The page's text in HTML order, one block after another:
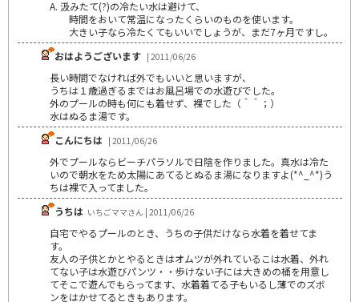
A. 汲みたて(?)の冷たい水は避けて、
時間をおいて常温になったくらいのものを使います。
大きい子なら冷たくてもいいでしょうが、まだ7ヶ月ですし。
おはようございます | 2011/06/26
長い時間でなければ外でもいいと思いますが、
うちは１歳過ぎるまではお風呂場での水遊びでした。
外のプールの時も何にも着せず、裸でした（＾＾；）
水はぬるま湯です。
こんにちは | 2011/06/26
外でプールならビーチパラソルで日陰を作りました。真水は冷た
いので朝水をため太陽にあてるとぬるま湯になりますよ(*^_^*)う
ちは裸で入ってました。
うちは いちごママさん | 2011/06/26
自宅でやるプールのとき、うちの子供だけなら水着を着せてま
す。
友人の子供とかとやるときはオムツが外れているこは水着、外れ
てない子は水遊びパンツ・・歩けない子には大きめの桶を用意し
てそこで遊んでもらってます、水着着てる子もいるし薄でのズボ
ンをはかせてるときもあります。